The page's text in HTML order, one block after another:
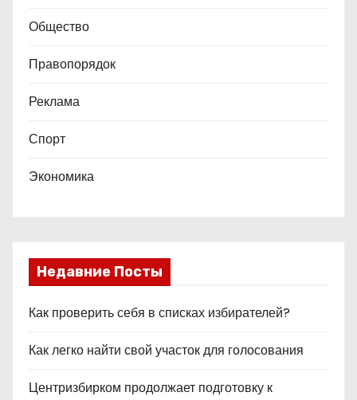
Общество
Правопорядок
Реклама
Спорт
Экономика
Недавние Посты
Как проверить себя в списках избирателей?
Как легко найти свой участок для голосования
Центризбирком продолжает подготовку к